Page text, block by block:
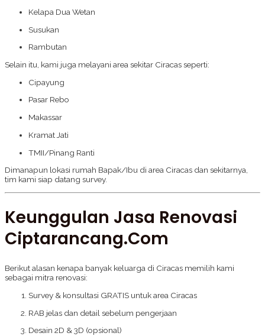
Kelapa Dua Wetan
Susukan
Rambutan
Selain itu, kami juga melayani area sekitar Ciracas seperti:
Cipayung
Pasar Rebo
Makassar
Kramat Jati
TMII/Pinang Ranti
Dimanapun lokasi rumah Bapak/Ibu di area Ciracas dan sekitarnya,
tim kami siap datang survey.
Keunggulan Jasa Renovasi
Ciptarancang.com
Berikut alasan kenapa banyak keluarga di Ciracas memilih kami
sebagai mitra renovasi:
Survey & konsultasi GRATIS untuk area Ciracas
RAB jelas dan detail sebelum pengerjaan
Desain 2D & 3D (opsional)